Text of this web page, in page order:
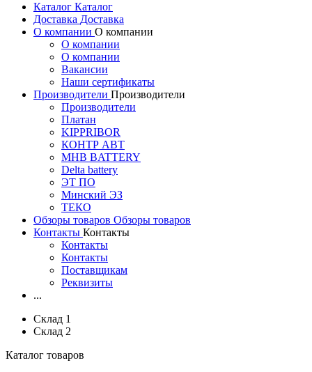
Каталог Каталог
Доставка Доставка
О компании О компании
О компании
О компании
Вакансии
Наши сертификаты
Производители Производители
Производители
Платан
KIPPRIBOR
КОНТР АВТ
MHB BATTERY
Delta battery
ЭT ПО
Минский ЭЗ
ТЕКО
Обзоры товаров Обзоры товаров
Контакты Контакты
Контакты
Контакты
Поставщикам
Реквизиты
...
Склад 1
Склад 2
Каталог товаров